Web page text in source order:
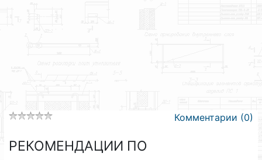
Комментарии (0)
РЕКОМЕНДАЦИИ ПО